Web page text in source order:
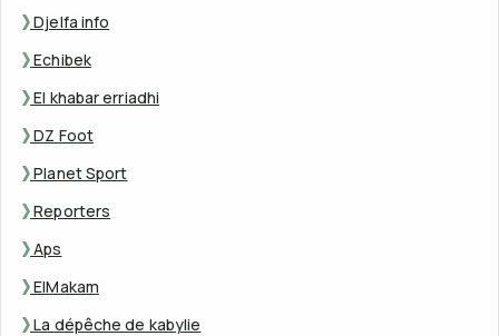
Djelfa info
Echibek
El khabar erriadhi
DZ Foot
Planet Sport
Reporters
Aps
ElMakam
La dépêche de kabylie